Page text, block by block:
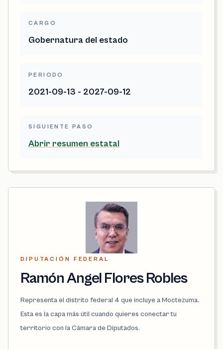
CARGO
Gobernatura del estado
PERIODO
2021-09-13 - 2027-09-12
SIGUIENTE PASO
Abrir resumen estatal
DIPUTACIÓN FEDERAL
Ramón Angel Flores Robles
Representa el distrito federal 4 que incluye a Moctezuma.
Esta es la capa más útil cuando quieres conectar tu
territorio con la Cámara de Diputados.